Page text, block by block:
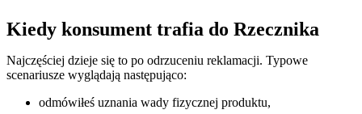
Kiedy konsument trafia do Rzecznika
Najczęściej dzieje się to po odrzuceniu reklamacji. Typowe
scenariusze wyglądają następująco:
odmówiłeś uznania wady fizycznej produktu,